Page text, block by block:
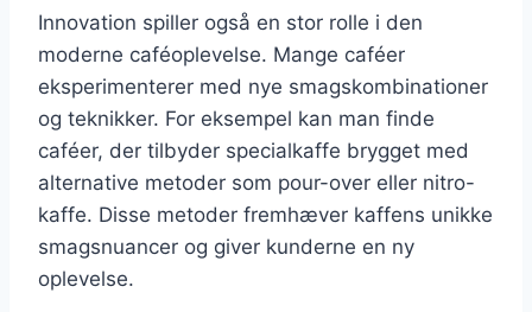
Innovation spiller også en stor rolle i den
moderne caféoplevelse. Mange caféer
eksperimenterer med nye smagskombinationer
og teknikker. For eksempel kan man finde
caféer, der tilbyder specialkaffe brygget med
alternative metoder som pour-over eller nitro-
kaffe. Disse metoder fremhæver kaffens unikke
smagsnuancer og giver kunderne en ny
oplevelse.